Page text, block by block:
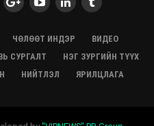
ДАШТ-д хоёр дахь удаагаа
ЧӨЛӨӨТ ИНДЭР
ВИДЕО
СУРГАЛТ
НЭГ ЗУРГИЙН ТҮҮХ
НИЙТЛЭЛ ЯРИЛЦЛАГА